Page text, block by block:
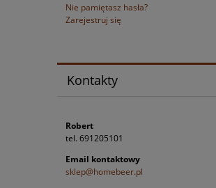
Nie pamiętasz hasła?
Zarejestruj się
Kontakty
Robert
tel. 691205101
Email kontaktowy
sklep@homebeer.pl